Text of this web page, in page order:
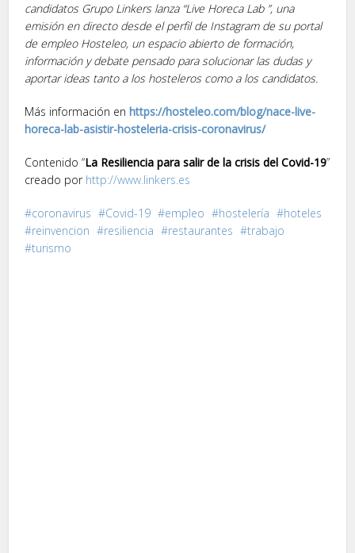
candidatos Grupo Linkers lanza “Live Horeca Lab ”, una
emisión en directo desde el perfil de Instagram de su portal
de empleo Hosteleo, un espacio abierto de formación,
información y debate pensado para solucionar las dudas y
aportar ideas tanto a los hosteleros como a los candidatos.
Más información en https://hosteleo.com/blog/nace-live-
horeca-lab-asistir-hosteleria-crisis-coronavirus/
Contenido “La Resiliencia para salir de la crisis del Covid-19”
creado por http://www.linkers.es
coronavirus Covid-19 empleo hostelería
hoteles
reinvencion
resiliencia restaurantes
trabajo
turismo